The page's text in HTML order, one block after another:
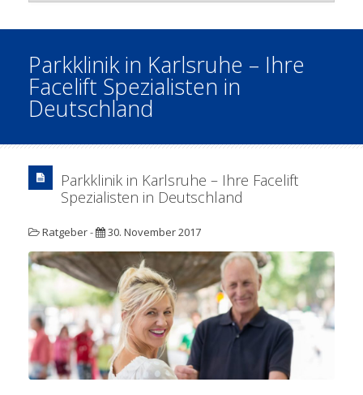
Parkklinik in Karlsruhe – Ihre
Facelift Spezialisten in
Deutschland
Parkklinik in Karlsruhe – Ihre Facelift
Spezialisten in Deutschland
Ratgeber- 30. November 2017